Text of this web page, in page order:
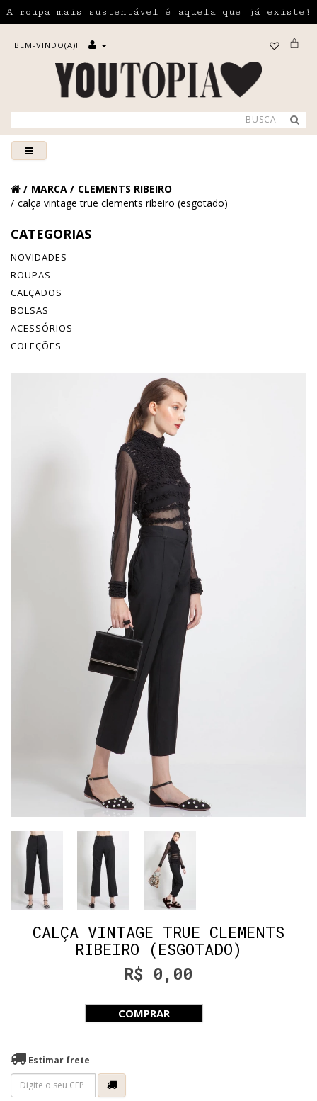
A roupa mais sustentável é aquela que já existe!
BEM-VINDO(A)!
MARCA
CLEMENTS RIBEIRO
calça vintage true clements ribeiro (esgotado)
CATEGORIAS
NOVIDADES
ROUPAS
CALÇADOS
BOLSAS
ACESSÓRIOS
COLEÇÕES
CALÇA VINTAGE TRUE CLEMENTS
RIBEIRO (ESGOTADO)
R$ 0,00
COMPRAR
Estimar frete